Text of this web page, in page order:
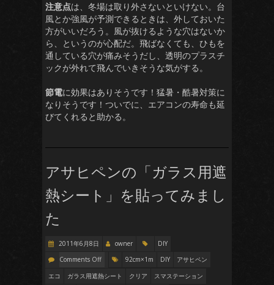
注意点は、冬場は取り外さないといけない。台
風とか強風が予測できるときは、外しておいた
方がいいだろう。風が抜けるような穴はないか
ら、というのが心配だ。飛ばなくても、ひもを
通している穴が痛みそうだし、透明のプラスチ
ックが外れて飛んでいきそうな気がする。
節電に効果はありそうです！猛暑・酷暑対策に
なりそうです！ついでに、エアコンの寿命も延
びてくれると助かる。
アサヒペンの「ガラス用遮
熱シート」を貼ってみまし
た
2011年6月8日 owner
DIY
Comments Off
92cm×1m DIY
アサヒペン
エコ
ガラス用遮熱シート クリア
スマステーション